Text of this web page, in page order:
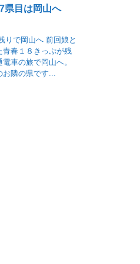
県目は岡山へ
りで岡山へ 前回娘と
青春１８きっぷが残
車の旅で岡山へ。
隣の県です...